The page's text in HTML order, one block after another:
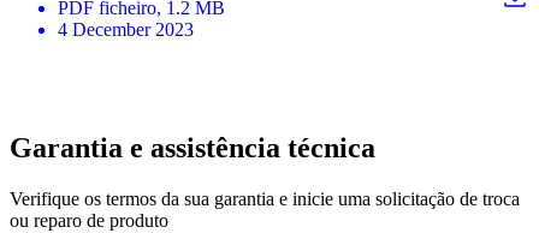
PDF ficheiro, 1.2 MB
4 December 2023
Garantia e assistência técnica
Verifique os termos da sua garantia e inicie uma solicitação de troca
ou reparo de produto